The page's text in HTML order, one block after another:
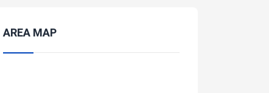
AREA MAP